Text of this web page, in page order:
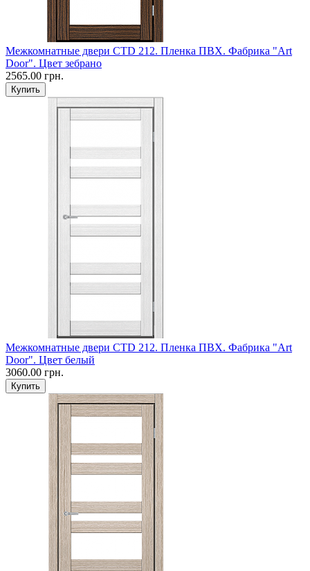
Межкомнатные двери CTD 212. Пленка ПВХ. Фабрика "Art
Door". Цвет зебрано
2565.00 грн.
Межкомнатные двери CTD 212. Пленка ПВХ. Фабрика "Art
Door". Цвет белый
3060.00 грн.